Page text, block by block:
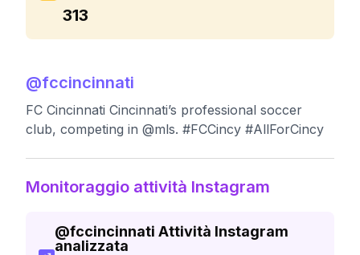
313
@fccincinnati
FC Cincinnati Cincinnati’s professional soccer
club, competing in @mls. #FCCincy #AllForCincy
Monitoraggio attività Instagram
@fccincinnati Attività Instagram
analizzata